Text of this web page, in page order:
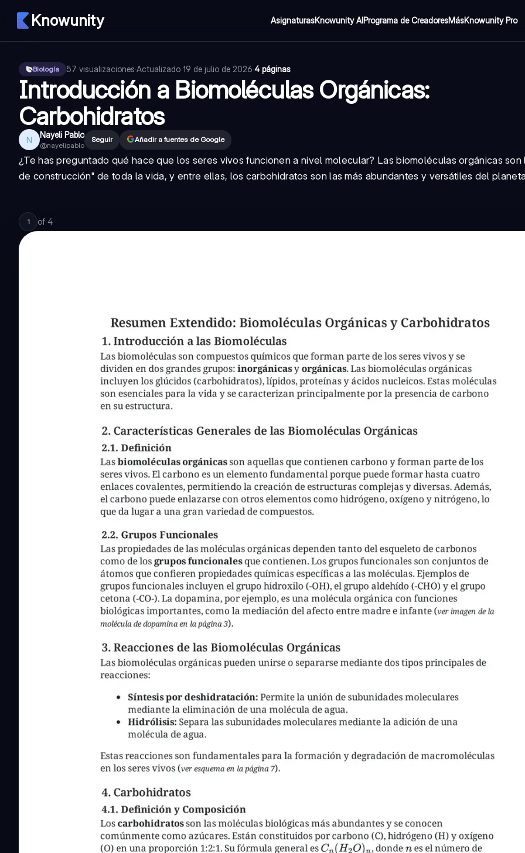
Knowunity AsignaturasKnowunity AIPrograma de CreadoresMásKnowunity Pro
Biología 57 visualizaciones·Actualizado 19 de julio de 2026·4 páginas
Introducción a Biomoléculas Orgánicas:
Carbohidratos
N Nayeli Pablo
@nayelipablo
Seguir Añadir a fuentes de Google
¿Te has preguntado qué hace que los seres vivos funcionen a nivel molecular? Las biomoléculas orgánicas
de construcción" de toda la vida, y entre ellas, los carbohidratos son las más abundantes y versátiles del
1 of 4